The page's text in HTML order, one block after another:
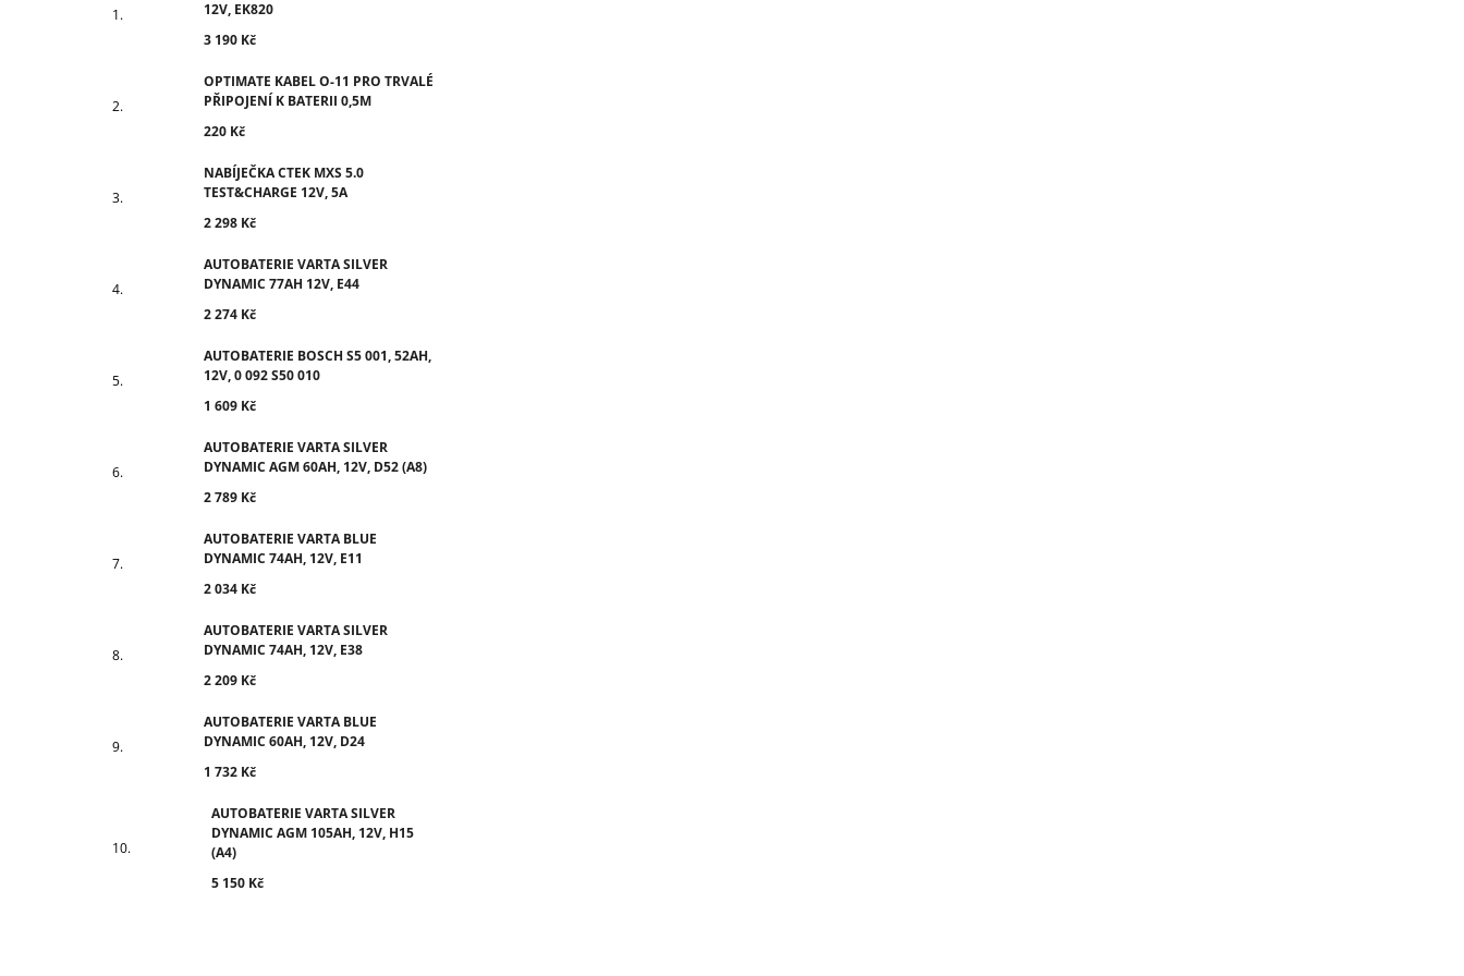
12V, EK820
3 190 Kč
OPTIMATE KABEL O-11 PRO TRVALÉ
PŘIPOJENÍ K BATERII 0,5M
220 Kč
NABÍJEČKA CTEK MXS 5.0
TEST&CHARGE 12V, 5A
2 298 Kč
AUTOBATERIE VARTA SILVER
DYNAMIC 77AH 12V, E44
2 274 Kč
AUTOBATERIE BOSCH S5 001, 52AH,
12V, 0 092 S50 010
1 609 Kč
AUTOBATERIE VARTA SILVER
DYNAMIC AGM 60AH, 12V, D52 (A8)
2 789 Kč
AUTOBATERIE VARTA BLUE
DYNAMIC 74AH, 12V, E11
2 034 Kč
AUTOBATERIE VARTA SILVER
DYNAMIC 74AH, 12V, E38
2 209 Kč
AUTOBATERIE VARTA BLUE
DYNAMIC 60AH, 12V, D24
1 732 Kč
AUTOBATERIE VARTA SILVER
DYNAMIC AGM 105AH, 12V, H15
(A4)
5 150 Kč